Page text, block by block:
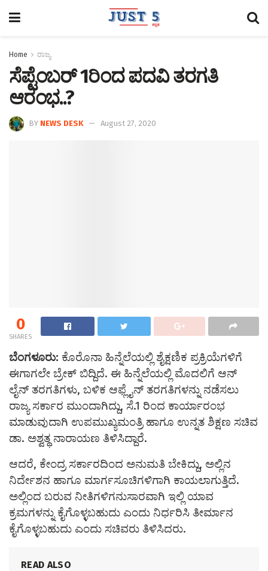
Home ರಾಜ್ಯ
ಸೆಪ್ಟೆಂಬರ್ 1ರಿಂದ ಪದವಿ ತರಗತಿ
ಆರಂಭ..?
BY NEWS DESK August 27, 2020
0
SHARES
ಬೆಂಗಳೂರು: ಕೊರೊನಾ ಹಿನ್ನೆಲೆಯಲ್ಲಿ ಶೈಕ್ಷಣಿಕ ಪ್ರಕ್ರಿಯೆಗಳಿಗೆ
ಈಗಾಗಲೇ ಬ್ರೇಕ್ ಬಿದ್ದಿದೆ. ಈ ಹಿನ್ನೆಲೆಯಲ್ಲಿ ಮೊದಲಿಗೆ ಆನ್
ಲೈನ್ ತರಗತಿಗಳು, ಬಳಿಕ ಆಫ್ಲೈನ್ ತರಗತಿಗಳನ್ನು ನಡೆಸಲು
ರಾಜ್ಯ ಸರ್ಕಾರ ಮುಂದಾಗಿದ್ದು, ಸೆ.1 ರಿಂದ ಕಾರ್ಯಾರಂಭ
ಮಾಡುವುದಾಗಿ ಉಪಮುಖ್ಯಮಂತ್ರಿ ಹಾಗೂ ಉನ್ನತ ಶಿಕ್ಷಣ ಸಚಿವ
ಡಾ. ಅಶ್ವತ್ಥ ನಾರಾಯಣ ತಿಳಿಸಿದ್ದಾರೆ.
ಆದರೆ, ಕೇಂದ್ರ ಸರ್ಕಾರದಿಂದ ಅನುಮತಿ ಬೇಕಿದ್ದು, ಅಲ್ಲಿನ
ನಿರ್ದೇಶನ ಹಾಗೂ ಮಾರ್ಗಸೂಚಿಗಳಿಗಾಗಿ ಕಾಯಲಾಗುತ್ತಿದೆ.
ಅಲ್ಲಿಂದ ಬರುವ ನೀತಿಗಳಿಗನುಸಾರವಾಗಿ ಇಲ್ಲಿ ಯಾವ
ಕ್ರಮಗಳನ್ನು ಕೈಗೊಳ್ಳಬಹುದು ಎಂದು ನಿರ್ಧರಿಸಿ ತೀರ್ಮಾನ
ಕೈಗೊಳ್ಳಬಹುದು ಎಂದು ಸಚಿವರು ತಿಳಿಸಿದರು.
READ ALSO